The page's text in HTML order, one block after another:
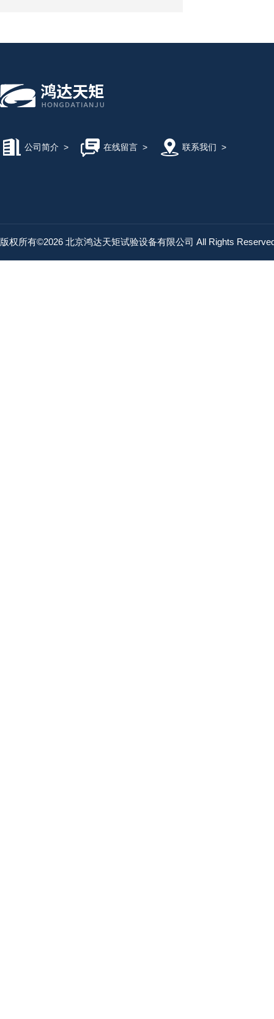
公司简介 > 在线留言> 联系我们 >
版权所有©2026 北京鸿达天矩试验设备有限公司 All Rights